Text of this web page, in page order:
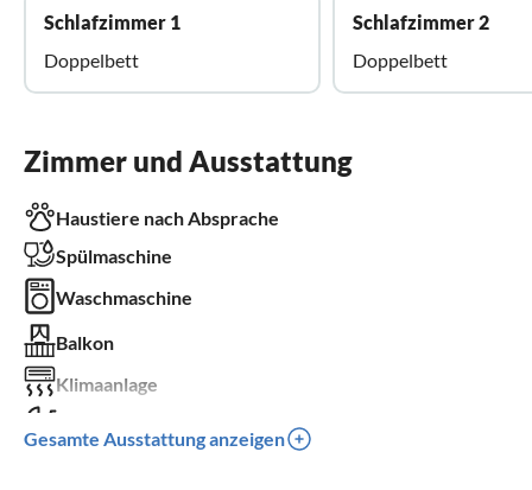
Schlafzimmer 1
Doppelbett
Schlafzimmer 2
Doppelbett
Zimmer und Ausstattung
Haustiere nach Absprache
Spülmaschine
Waschmaschine
Balkon
Klimaanlage
Gesamte Ausstattung anzeigen